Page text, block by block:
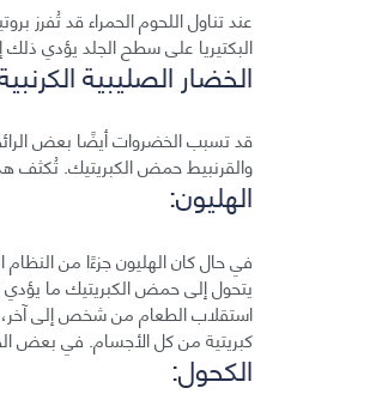
عند تناول اللحوم الحمراء قد تُفرز
البكتيريا على سطح الجلد يؤدي ذلك
الخضار الصليبية
قد تسبب الخضروات أيضًا بعض
والقرنبيط حمض الكبريتيك. تُكثف
الهليون:
في حال كان الهليون جزءًا من
يتحول إلى حمض الكبريتيك ما يؤدي
استقلاب الطعام من شخص إلى
كبريتية من كل الأجسام. في بعض
الكحول: